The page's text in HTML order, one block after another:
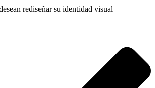
rediseñar su identidad visual